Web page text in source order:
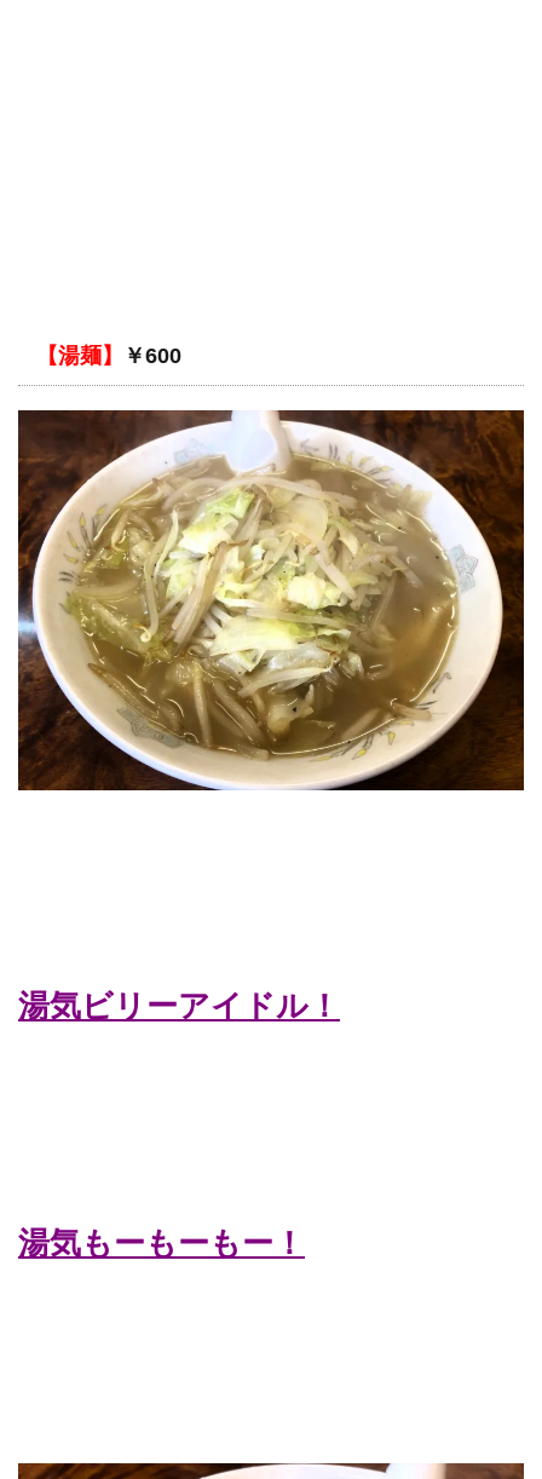
【湯麺】 ￥600
湯気ビリーアイドル！
湯気もーもーもー！